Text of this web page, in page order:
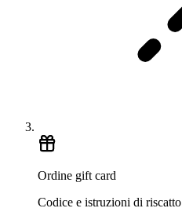
Ordine gift card
Codice e istruzioni di riscatto